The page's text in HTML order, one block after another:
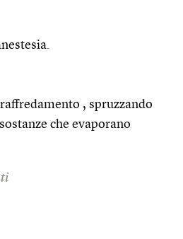
, spruzzando
che evaporano